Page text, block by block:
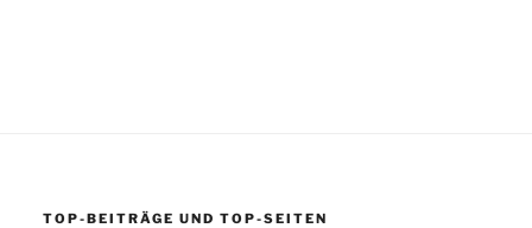
TOP-BEITRÄGE UND TOP-SEITEN